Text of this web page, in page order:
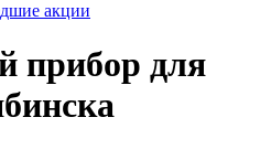
акции
прибор для